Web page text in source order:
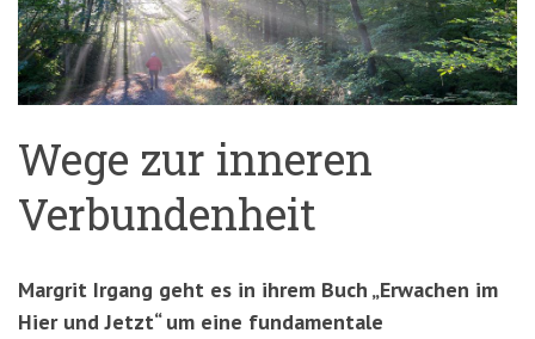
springen
(Accesskey
'2')
Wege zur inneren
Verbundenheit
Margrit Irgang geht es in ihrem Buch „Erwachen im
Hier und Jetzt“ um eine fundamentale